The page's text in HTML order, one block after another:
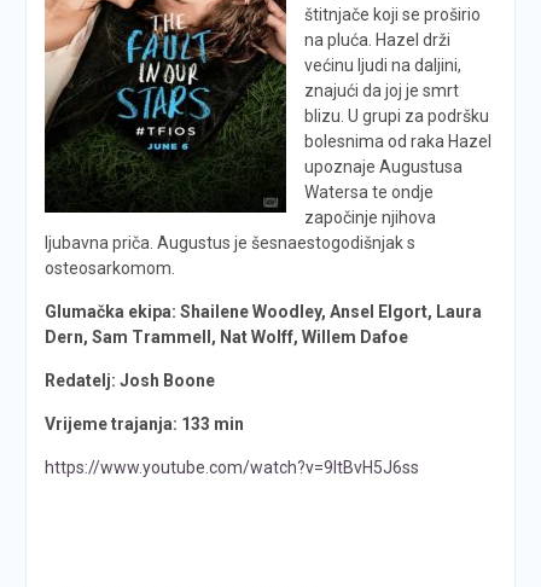
štitnjače koji se proširio
na pluća. Hazel drži
većinu ljudi na daljini,
znajući da joj je smrt
blizu. U grupi za podršku
bolesnima od raka Hazel
upoznaje Augustusa
Watersa te ondje
započinje njihova
ljubavna priča. Augustus je šesnaestogodišnjak s
osteosarkomom.
Glumačka ekipa: Shailene Woodley, Ansel Elgort, Laura
Dern, Sam Trammell, Nat Wolff, Willem Dafoe
Redatelj: Josh Boone
Vrijeme trajanja: 133 min
https://www.youtube.com/watch?v=9ItBvH5J6ss